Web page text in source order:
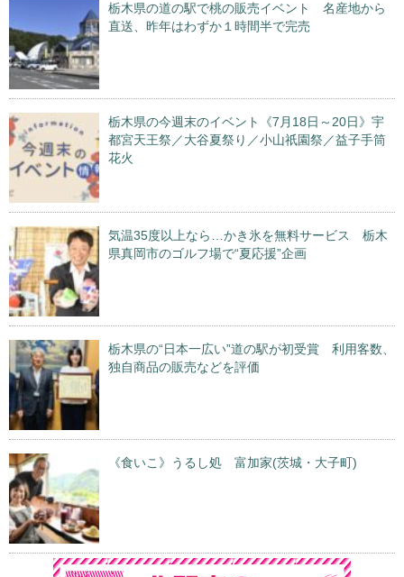
栃木県の道の駅で桃の販売イベント 名産地から
直送、昨年はわずか１時間半で完売
栃木県の今週末のイベント《7月18日～20日》宇
都宮天王祭／大谷夏祭り／小山祇園祭／益子手筒
花火
気温35度以上なら…かき氷を無料サービス 栃木
県真岡市のゴルフ場で“夏応援”企画
栃木県の“日本一広い”道の駅が初受賞 利用客数、
独自商品の販売などを評価
《食いこ》うるし処 富加家(茨城・大子町)